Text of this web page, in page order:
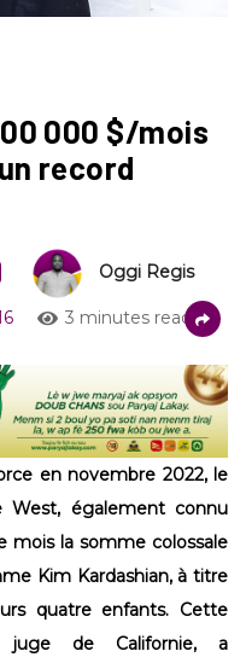
000 $/mois
record
Oggi Regis
3 minutes read
en novembre 2022, le
West, également connu
mois la somme colossale
Kim Kardashian, à titre
quatre enfants. Cette
juge de Californie, a